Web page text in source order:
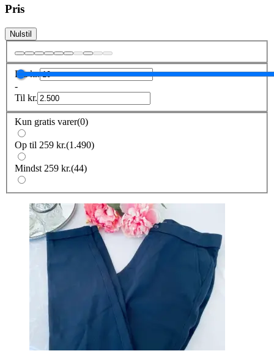
Pris
Nulstil
Frakr.
-
Til kr.
Kun gratis varer(0)
Op til 259 kr.(1.490)
Mindst 259 kr.(44)